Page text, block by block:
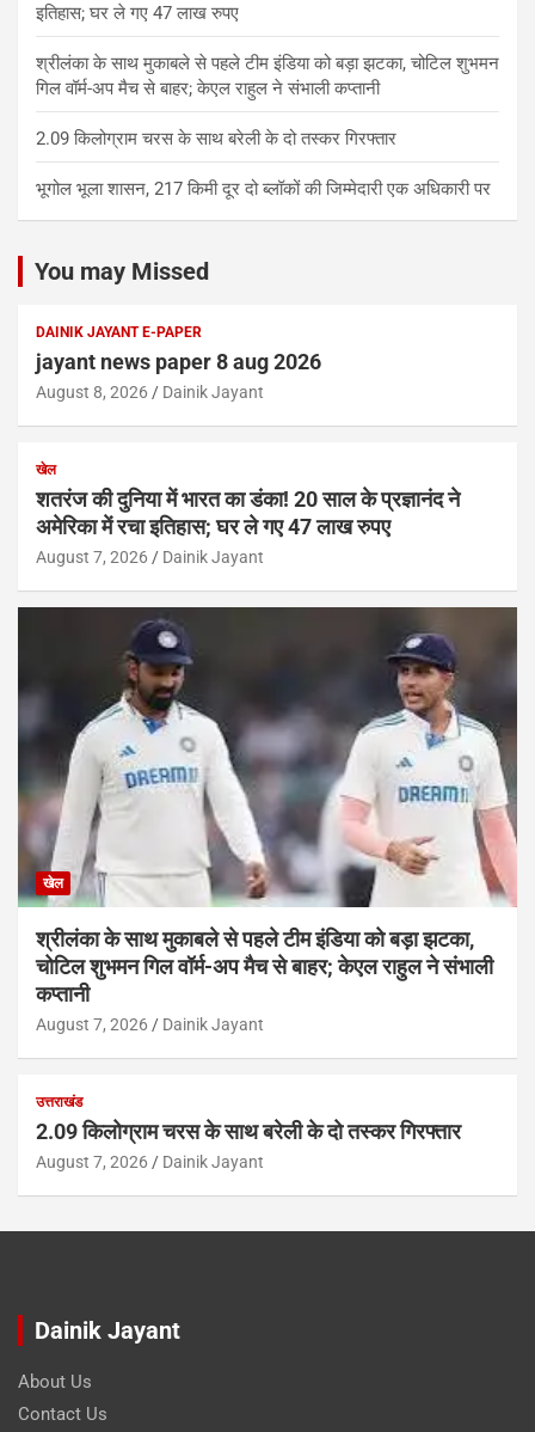
इतिहास; घर ले गए 47 लाख रुपए
श्रीलंका के साथ मुकाबले से पहले टीम इंडिया को बड़ा झटका, चोटिल शुभमन
गिल वॉर्म-अप मैच से बाहर; केएल राहुल ने संभाली कप्तानी
2.09 किलोग्राम चरस के साथ बरेली के दो तस्कर गिरफ्तार
भूगोल भूला शासन, 217 किमी दूर दो ब्लॉकों की जिम्मेदारी एक अधिकारी पर
You may Missed
DAINIK JAYANT E-PAPER
jayant news paper 8 aug 2026
August 8, 2026 Dainik Jayant
खेल
शतरंज की दुनिया में भारत का डंका! 20 साल के प्रज्ञानंद ने
अमेरिका में रचा इतिहास; घर ले गए 47 लाख रुपए
August 7, 2026 Dainik Jayant
खेल
श्रीलंका के साथ मुकाबले से पहले टीम इंडिया को बड़ा झटका,
चोटिल शुभमन गिल वॉर्म-अप मैच से बाहर; केएल राहुल ने संभाली
कप्तानी
August 7, 2026 Dainik Jayant
उत्तराखंड
2.09 किलोग्राम चरस के साथ बरेली के दो तस्कर गिरफ्तार
August 7, 2026 Dainik Jayant
Dainik Jayant
About Us
Contact Us